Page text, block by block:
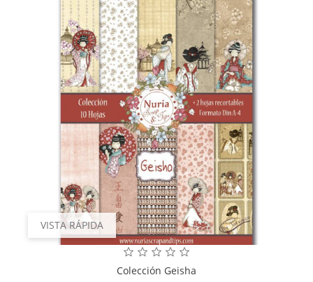
VISTA RÁPIDA
Colección Geisha